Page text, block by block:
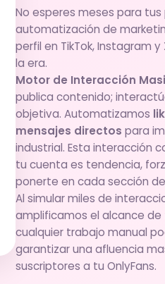
No esperes meses para
automatización de
perfil en TikTok, Instagram
la era.
Motor de Interacción
publica contenido;
objetiva. Automatizamos
mensajes directos para
industrial. Esta interacción
tu cuenta es tendencia,
ponerte en cada sección de
Al simular miles de
amplificamos el alcance
cualquier trabajo manual
garantizar una afluencia
suscriptores a tu OnlyFans.